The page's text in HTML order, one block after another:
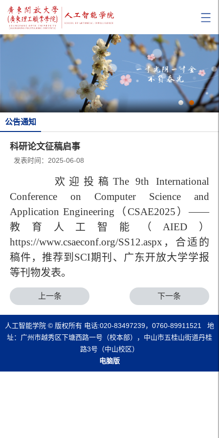
公告通知
科研论文征稿启事
发表时间：2025-06-08
欢迎投稿The 9th International
Conference on Computer Science and
Application Engineering（CSAE2025）——
教育人工智能（AIED）
https://www.csaeconf.org/SS12.aspx，合适的
稿件，推荐到SCI期刊、广东开放大学学报
等刊物发表。
上一条 下一条
人工智能学院 © 版权所有 电话:020-83497239，0760-89911521 地
址：广州市越秀区下塘西路一号（校本部），中山市五桂山街道丹桂
路3号（中山校区）
电脑版